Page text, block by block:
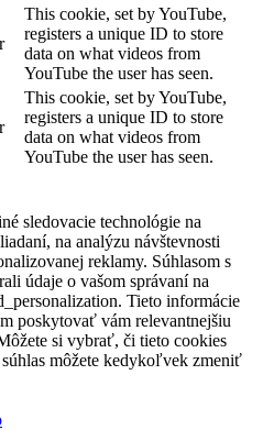
This cookie, set by YouTube,
registers a unique ID to store
data on what videos from
YouTube the user has seen.
This cookie, set by YouTube,
registers a unique ID to store
data on what videos from
YouTube the user has seen.
sledovacie technológie na
na analýzu návštevnosti
reklamy. Súhlasom s
údaje o vašom správaní na
Tieto informácie
poskytovať vám relevantnejšiu
si vybrať, či tieto cookies
môžete kedykoľvek zmeniť